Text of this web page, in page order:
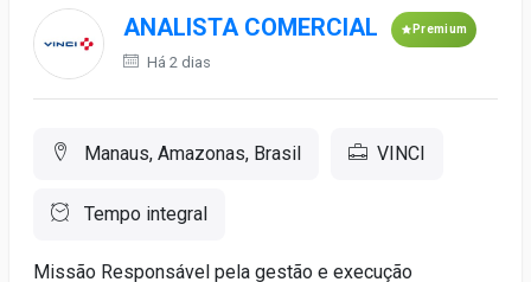
ANALISTA COMERCIAL Premium
Há 2 dias
Manaus, Amazonas, Brasil VINCI
Tempo integral
Missão Responsável pela gestão e execução